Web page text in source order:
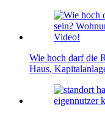
Wie hoch darf die
Haus,